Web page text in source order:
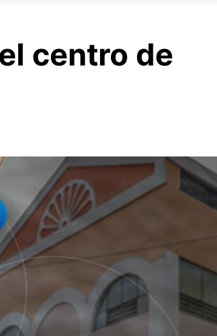
centro de